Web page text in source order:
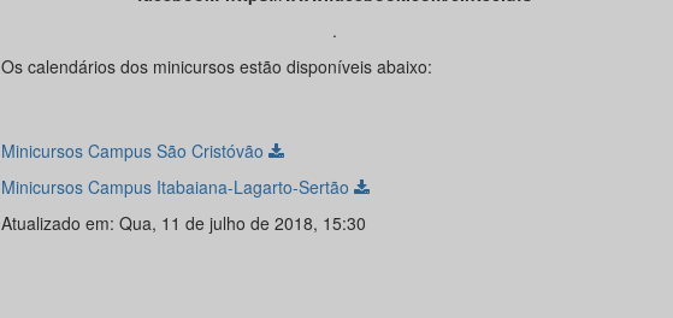
.
Os calendários dos minicursos estão disponíveis abaixo:
Minicursos Campus São Cristóvão
Minicursos Campus Itabaiana-Lagarto-Sertão
Atualizado em: Qua, 11 de julho de 2018, 15:30